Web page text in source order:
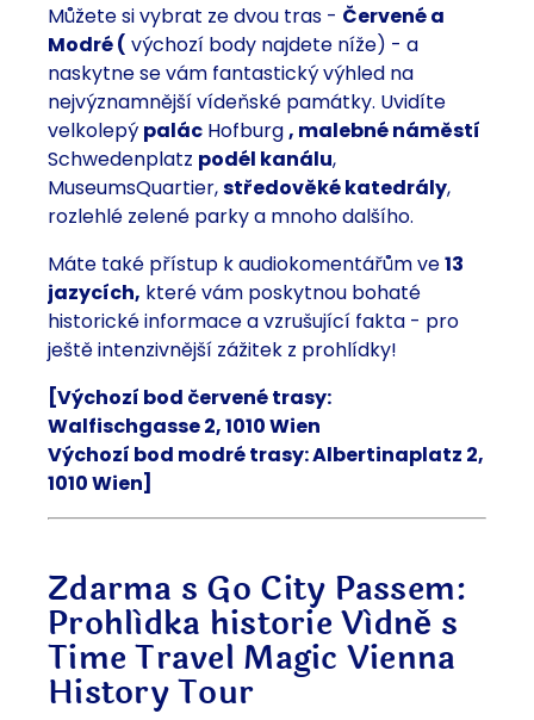
Můžete si vybrat ze dvou tras - Červené a
Modré ( výchozí body najdete níže) - a
naskytne se vám fantastický výhled na
nejvýznamnější vídeňské památky. Uvidíte
velkolepý palác Hofburg, malebné náměstí
Schwedenplatz podél kanálu,
MuseumsQuartier,středověké katedrály,
rozlehlé zelené parky a mnoho dalšího.
Máte také přístup k audiokomentářům ve13
jazycích, které vám poskytnou bohaté
historické informace a vzrušující fakta - pro
ještě intenzivnější zážitek z prohlídky!
[Výchozí bod červené trasy:
Walfischgasse 2, 1010 Wien
Výchozí bod modré trasy: Albertinaplatz 2,
1010 Wien]
Zdarma s Go City Passem:
Prohlídka historie Vídně s
Time Travel Magic Vienna
History Tour